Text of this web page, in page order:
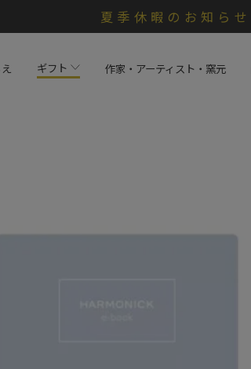
夏季休暇のお知らせ
ギフト 作家・アーティスト・窯元